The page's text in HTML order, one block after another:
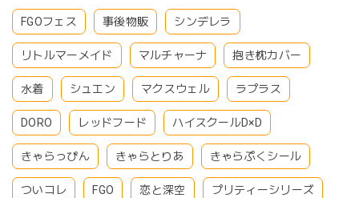
FGOフェス 事後物販 シンデレラ
リトルマーメイド マルチャーナ 抱き枕カバー
水着 シュエン マクスウェル ラプラス
DORO レッドフード ハイスクールD×D
きゃらっぴん きゃらとりあ きゃらぷくシール
ついコレ FGO 恋と深空 プリティーシリーズ